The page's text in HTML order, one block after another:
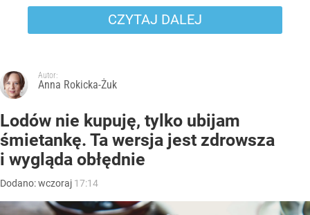
CZYTAJ DALEJ
Autor:
Anna Rokicka-Żuk
Lodów nie kupuję, tylko ubijam
śmietankę. Ta wersja jest zdrowsza
i wygląda obłędnie
Dodano:wczoraj 17:14